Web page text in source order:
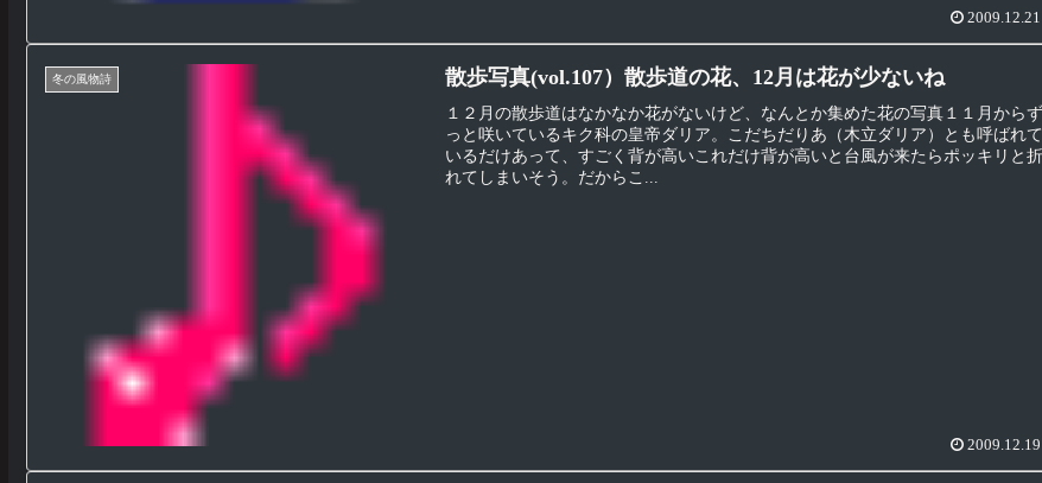
2009.12.21
冬の風物詩 散歩写真(vol.107）散歩道の花、12月は花が少ないね
１２月の散歩道はなかなか花がないけど、なんとか集めた花の写真１１月からず
っと咲いているキク科の皇帝ダリア。こだちだりあ（木立ダリア）とも呼ばれて
いるだけあって、すごく背が高いこれだけ背が高いと台風が来たらポッキリと折
れてしまいそう。だからこ...
2009.12.19